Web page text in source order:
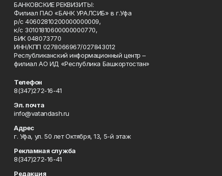
БАНКОВСКИЕ РЕКВИЗИТЫ:
Филиал ПАО «БАНК УРАЛСИБ» в г.Уфа
р/с 40602810200000000009,
к/с 30101810600000000770,
БИК 048073770
ИНН/КПП 0278066967/027843012
Республиканский информационный центр –
филиал АО ИД «Республика Башкортостан»
Телефон
8(347)272-16-41
Эл. почта
info@vatandash.ru
Адрес
г. Уфа, ул. 50 лет Октября, 13, 5-й этаж
Рекламная служба
8(347)272-16-41
Редакция